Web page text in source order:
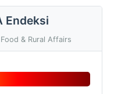
Endeksi
& Rural Affairs